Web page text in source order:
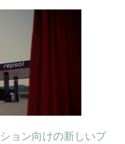
ョン向けの新しいプ